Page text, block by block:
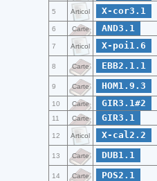
5 Articol X-cor3.1
6 Carte AND3.1
7 Articol X-poi1.6
8 Carte EBB2.1.1
9 Carte HOM1.9.3
10 Carte GIR3.1#2
11 Carte GIR3.1
12 Articol X-cal2.2
13 Carte DUB1.1
14 Carte POS2.1